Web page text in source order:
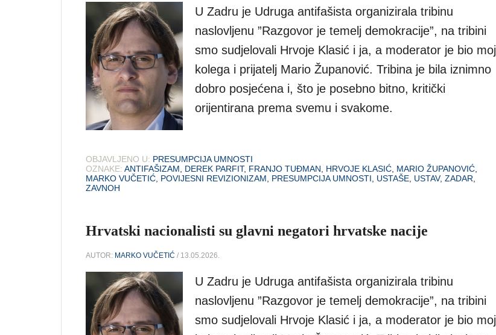
U Zadru je Udruga antifašista organizirala tribinu
naslovljenu ”Razgovor je temelj demokracije”, na tribini
smo sudjelovali Hrvoje Klasić i ja, a moderator je bio moj
kolega i prijatelj Mario Županović. Tribina je bila iznimno
dobro posjećena i, što je posebno bitno, kritički
orijentirana prema svemu i svakome.
OBJAVLJENO U: PRESUMPCIJA UMNOSTI
OZNAKE: ANTIFAŠIZAM, DEREK PARFIT, FRANJO TUĐMAN, HRVOJE KLASIĆ, MARIO ŽUPANOVIĆ,
MARKO VUČETIĆ, POVIJESNI REVIZIONIZAM, PRESUMPCIJA UMNOSTI, USTAŠE, USTAV, ZADAR,
ZAVNOH
Hrvatski nacionalisti su glavni negatori hrvatske nacije
AUTOR: MARKO VUČETIĆ / 13.05.2026.
U Zadru je Udruga antifašista organizirala tribinu
naslovljenu ”Razgovor je temelj demokracije”, na tribini
smo sudjelovali Hrvoje Klasić i ja, a moderator je bio moj